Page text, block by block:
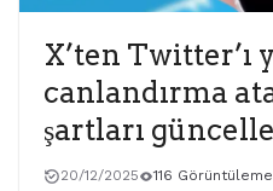
X’ten Twitter’ı
canlandırma
şartları
20/12/2025 116 Görüntüleme